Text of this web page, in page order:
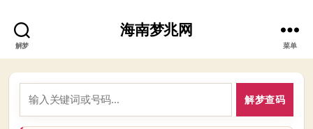
解梦
海南梦兆网
菜单
解梦查码